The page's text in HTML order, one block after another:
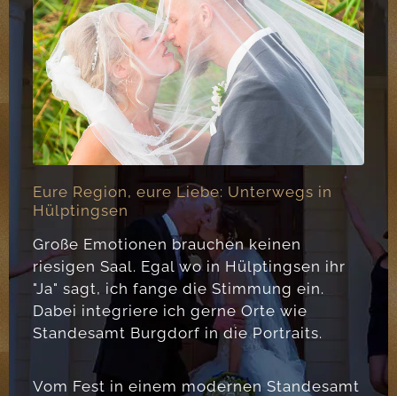
Eure Region, eure Liebe: Unterwegs in
Hülptingsen
Große Emotionen brauchen keinen
riesigen Saal. Egal wo in Hülptingsen ihr
"Ja" sagt, ich fange die Stimmung ein.
Dabei integriere ich gerne Orte wie
Standesamt Burgdorf in die Portraits.
Vom Fest in einem modernen Standesamt